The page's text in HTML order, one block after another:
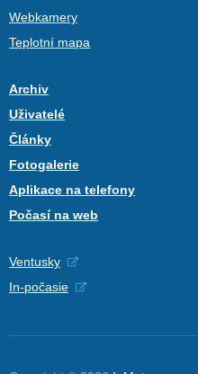
Webkamery
Teplotní mapa
Archiv
Uživatelé
Články
Fotogalerie
Aplikace na telefony
Počasí na web
Ventusky
In-počasie